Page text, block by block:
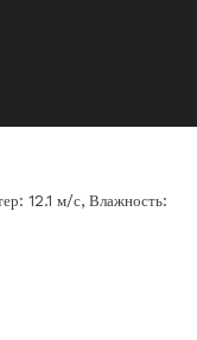
12.1 м/с, Влажность: